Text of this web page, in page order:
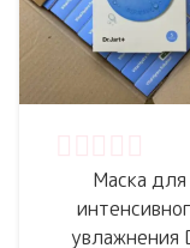
Маска для
увлажнения